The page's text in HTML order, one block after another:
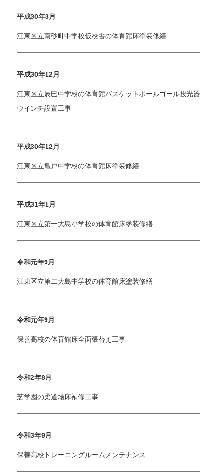
平成30年8月
江東区立南砂町中学校仮校舎の体育館床塗装修繕
平成30年12月
江東区立辰巳中学校の体育館バスケットボールゴール投光器
ウインチ設置工事
平成30年12月
江東区立亀戸中学校の体育館床塗装修繕
平成31年1月
江東区立第一大島小学校の体育館床塗装修繕
令和元年9月
江東区立第二大島中学校の体育館床塗装修繕
令和元年9月
保善高校の体育館床全面張替え工事
令和2年8月
芝学園の柔道場床補修工事
令和3年9月
保善高校トレーニングルームメンテナンス